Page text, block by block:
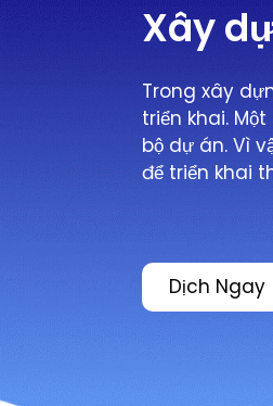
Xây
Trong xây
triển khai.
bộ dự án. Vì
để triển khai
Dịch Ngay